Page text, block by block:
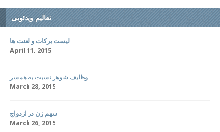
تعالیم ویدئویی
لیست برکات و لعنت ها
April 11, 2015
وظایف شوهر نسبت به همسر
March 28, 2015
سهم زن در ازدواج
March 26, 2015